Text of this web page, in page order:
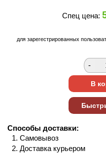
Спец цена:
для зарегестрированных
Способы доставки:
Самовывоз
Доставка курьером